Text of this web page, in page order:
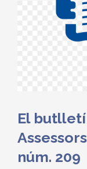
El
núm. 209